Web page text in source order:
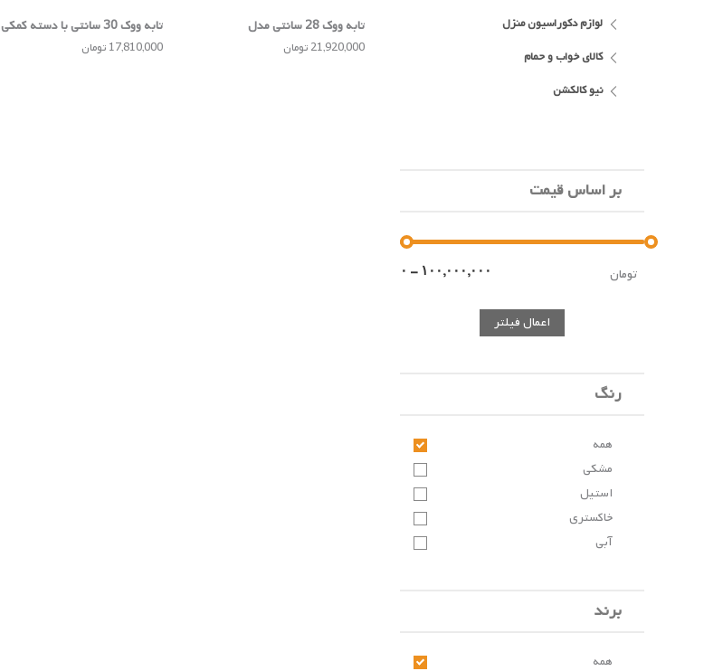
تابه ووک 28 سانتی مدل
Barcelona
21,920,000 تومان
تابه ووک 30 سانتی با دسته کمکی
مدل Copenhagen
17,810,000 تومان
لوازم دکوراسیون منزل
کالای خواب و حمام
نیو کالکشن
بر اساس قیمت
تومان
اعمال فیلتر
رنگ
همه
مشکی
استیل
خاکستری
آبی
برند
همه